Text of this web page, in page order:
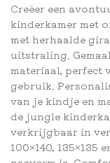
Creëer een
kinderkamer met
met herhaalde
uitstraling.
materiaal, perfect
gebruik.
van je kindje en
de jungle
verkrijgbaar in
100×140, 135×135